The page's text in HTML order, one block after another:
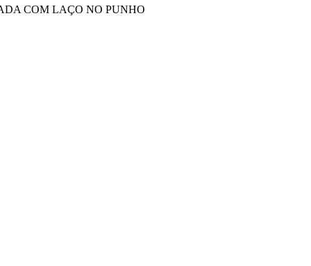
COM LAÇO NO PUNHO